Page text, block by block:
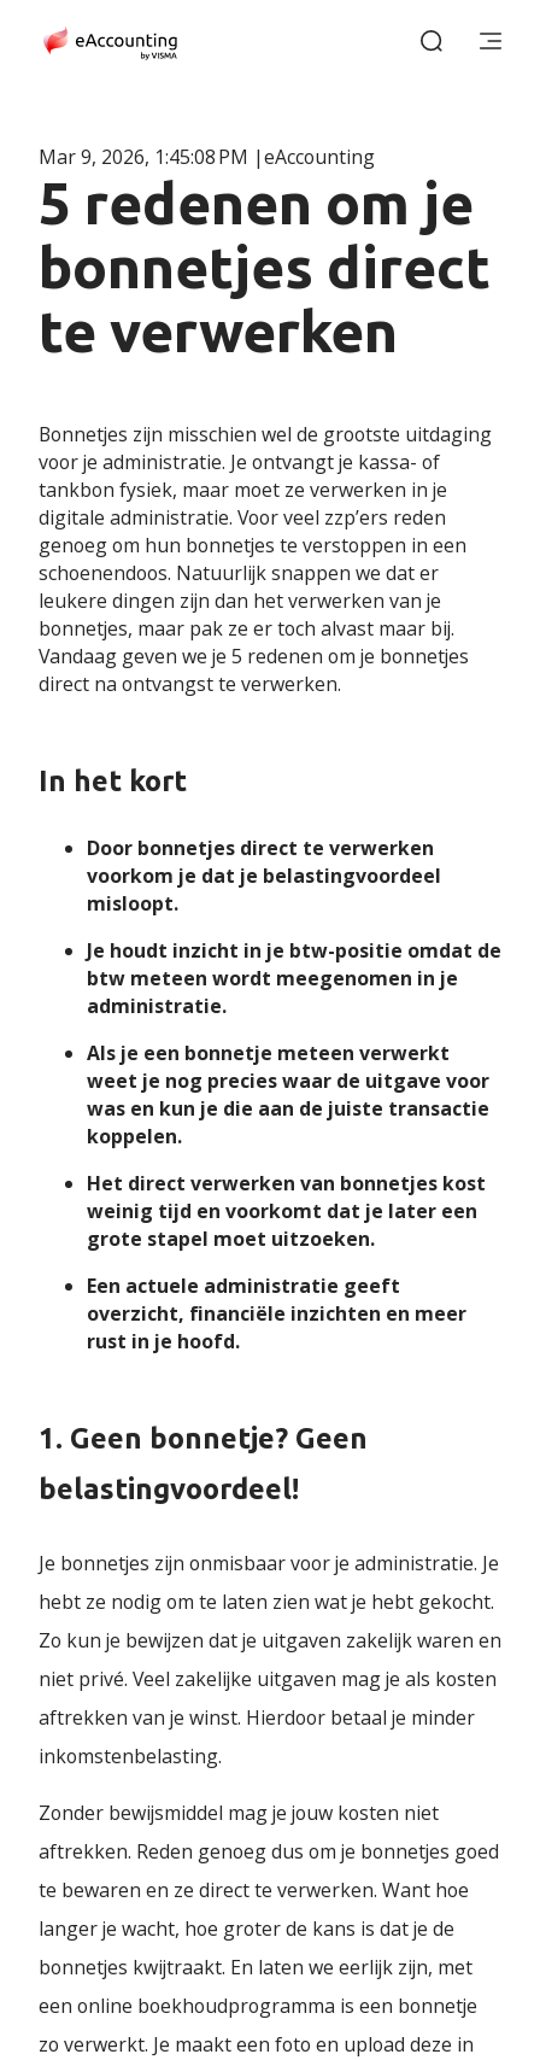
Mar 9, 2026, 1:45:08 PM eAccounting
5 redenen om je
bonnetjes direct
te verwerken
Bonnetjes zijn misschien wel de grootste uitdaging
voor je administratie. Je ontvangt je kassa- of
tankbon fysiek, maar moet ze verwerken in je
digitale administratie. Voor veel zzp’ers reden
genoeg om hun bonnetjes te verstoppen in een
schoenendoos. Natuurlijk snappen we dat er
leukere dingen zijn dan het verwerken van je
bonnetjes, maar pak ze er toch alvast maar bij.
Vandaag geven we je 5 redenen om je bonnetjes
direct na ontvangst te verwerken.
In het kort
Door bonnetjes direct te verwerken
voorkom je dat je belastingvoordeel
misloopt.
Je houdt inzicht in je btw-positie omdat de
btw meteen wordt meegenomen in je
administratie.
Als je een bonnetje meteen verwerkt
weet je nog precies waar de uitgave voor
was en kun je die aan de juiste transactie
koppelen.
Het direct verwerken van bonnetjes kost
weinig tijd en voorkomt dat je later een
grote stapel moet uitzoeken.
Een actuele administratie geeft
overzicht, financiële inzichten en meer
rust in je hoofd.
1. Geen bonnetje? Geen
belastingvoordeel!
Je bonnetjes zijn onmisbaar voor je administratie. Je
hebt ze nodig om te laten zien wat je hebt gekocht.
Zo kun je bewijzen dat je uitgaven zakelijk waren en
niet privé. Veel zakelijke uitgaven mag je als kosten
aftrekken van je winst. Hierdoor betaal je minder
inkomstenbelasting.
Zonder bewijsmiddel mag je jouw kosten niet
aftrekken. Reden genoeg dus om je bonnetjes goed
te bewaren en ze direct te verwerken. Want hoe
langer je wacht, hoe groter de kans is dat je de
bonnetjes kwijtraakt. En laten we eerlijk zijn, met
een online boekhoudprogramma is een bonnetje
zo verwerkt. Je maakt een foto en upload deze in